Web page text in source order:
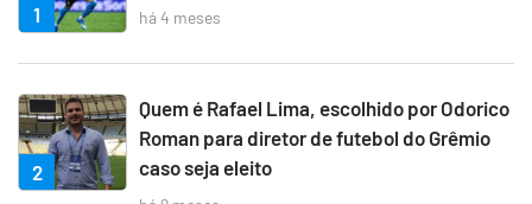
1 há 4 meses
2
Quem é Rafael Lima, escolhido por Odorico
Roman para diretor de futebol do Grêmio
caso seja eleito